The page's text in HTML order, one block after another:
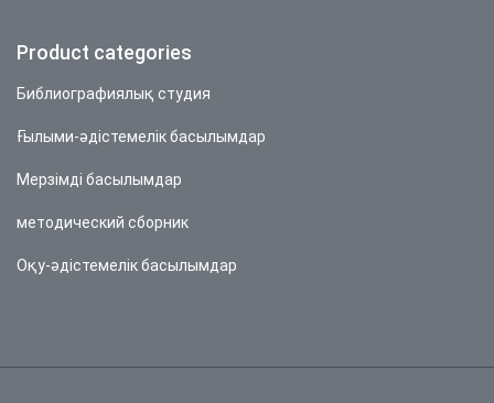
Product categories
Библиографиялық студия
Ғылыми-әдістемелік басылымдар
Мерзімді басылымдар
методический сборник
Оқу-әдістемелік басылымдар